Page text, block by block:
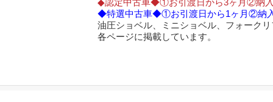
◆認定中古車◆①お引渡日から3ヶ月②納入
◆特選中古車◆①お引渡日から1ヶ月②納
油圧ショベル、ミニショベル、フォーク
各ページに掲載しています。